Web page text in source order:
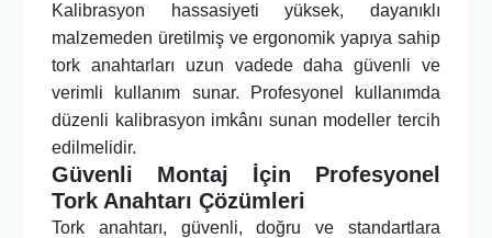
Kalibrasyon hassasiyeti yüksek, dayanıklı
malzemeden üretilmiş ve ergonomik yapıya sahip
tork anahtarları uzun vadede daha güvenli ve
verimli kullanım sunar. Profesyonel kullanımda
düzenli kalibrasyon imkânı sunan modeller tercih
edilmelidir.
Güvenli Montaj İçin Profesyonel
Tork Anahtarı Çözümleri
Tork anahtarı, güvenli, doğru ve standartlara